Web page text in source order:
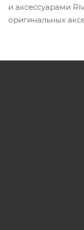
и аксессуарами
оригинальных